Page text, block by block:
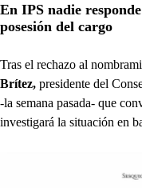
En IPS nadie
posesión del cargo
Tras el rechazo al
Brítez, presidente del
-la semana pasada- que
investigará la situación en